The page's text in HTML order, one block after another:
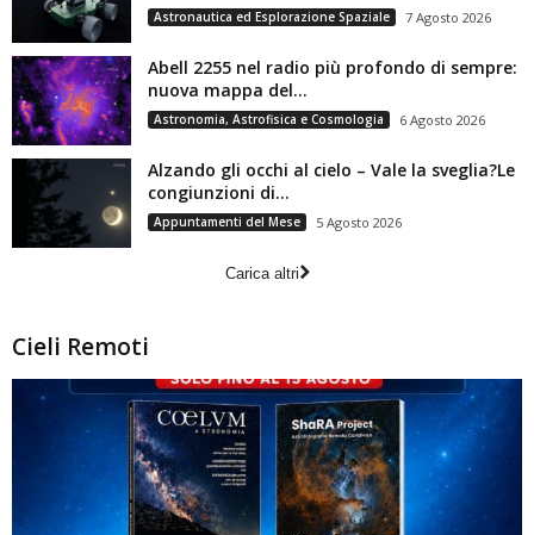
Astronautica ed Esplorazione Spaziale 7 Agosto 2026
Abell 2255 nel radio più profondo di sempre:
nuova mappa del...
Astronomia, Astrofisica e Cosmologia 6 Agosto 2026
Alzando gli occhi al cielo – Vale la sveglia?Le
congiunzioni di...
Appuntamenti del Mese 5 Agosto 2026
Carica altri
Cieli Remoti